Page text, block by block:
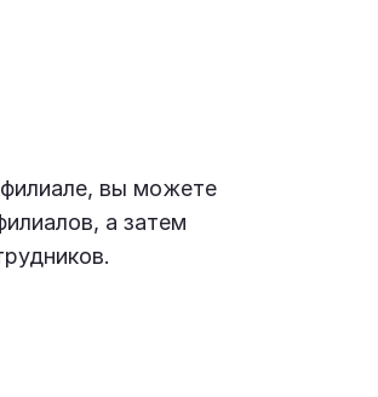
вы можете
а затем